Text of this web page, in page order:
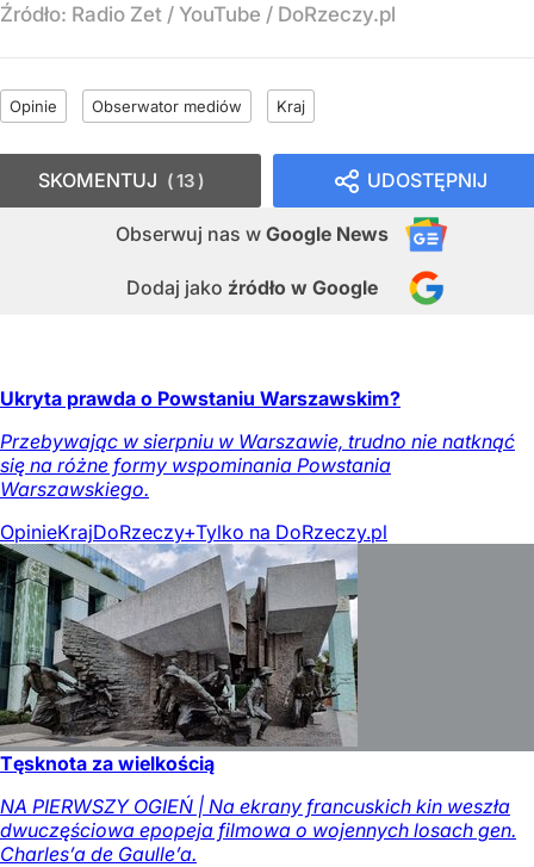
Źródło: Radio Zet / YouTube / DoRzeczy.pl
Opinie Obserwator mediów Kraj
UDOSTĘPNIJ
Obserwuj nas w Google News
Dodaj jako źródło w Google
SKOMENTUJ 13
Ukryta prawda o Powstaniu Warszawskim?
Przebywając w sierpniu w Warszawie, trudno nie natknąć
się na różne formy wspominania Powstania
Warszawskiego.
OpinieKrajDoRzeczy+Tylko na DoRzeczy.pl
Tęsknota za wielkością
NA PIERWSZY OGIEŃ | Na ekrany francuskich kin weszła
dwuczęściowa epopeja filmowa o wojennych losach gen.
Charles’a de Gaulle’a.